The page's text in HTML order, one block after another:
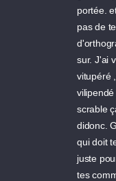
portée.
pas de
sur. J'ai
vitupéré
scrable
didonc.
qui doit
juste
tes